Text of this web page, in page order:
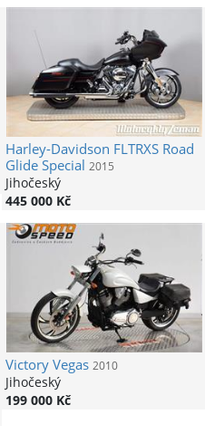
Harley-Davidson FLTRXS Road
Glide Special 2015
Jihočeský
445 000 Kč
VictoryVegas 2010
Jihočeský
199 000 Kč